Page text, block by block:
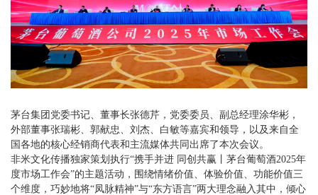
茅台集团党委书记、董事长张德芹，党委委员、副总经理涂华彬，
外部董事张瑞彬、郭献忠、刘杰、白敏等嘉宾和领导，以及来自全
国各地的核心经销商代表和主流媒体共同出席了本次会议。
非米文化传播独家策划执行“携手并进 同创共赢丨茅台葡萄酒2025年
度市场工作会”的主题活动，围绕情绪价值、体验价值、功能价值三
个维度，巧妙地将“凤脉精神”与“东方语言”两大理念融入其中，倾心